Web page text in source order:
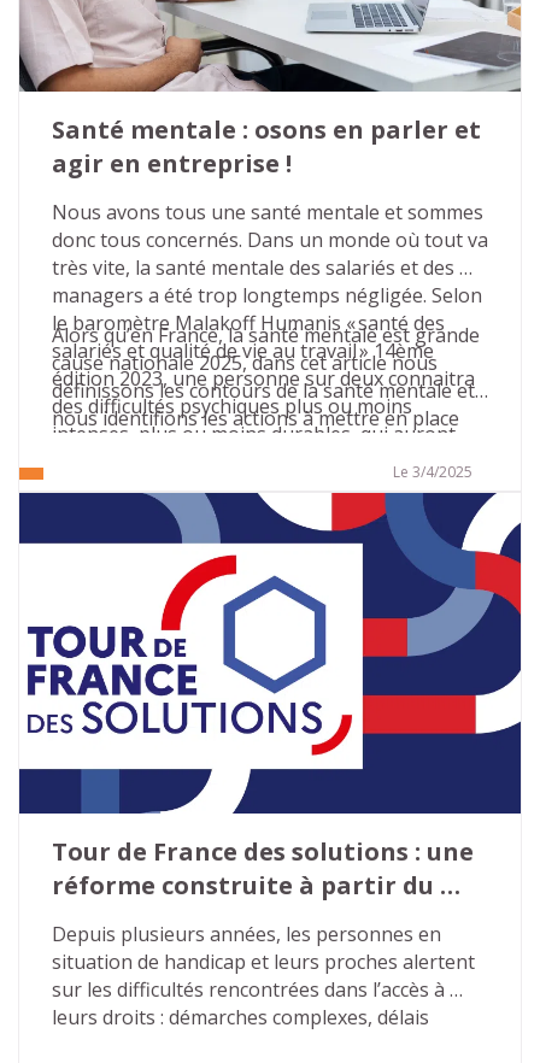
dans votre organisation.
Santé mentale : osons en parler et
agir en entreprise !
Nous avons tous une santé mentale et sommes
donc tous concernés. Dans un monde où tout va
très vite, la santé mentale des salariés et des
managers a été trop longtemps négligée. Selon
le baromètre Malakoff Humanis « santé des
salariés et qualité de vie au travail » 14ème
édition 2023, une personne sur deux connaitra
des difficultés psychiques plus ou moins
intenses, plus ou moins durables, qui auront
Alors qu’en France, la santé mentale est grande
cause nationale 2025, dans cet article nous
définissons les contours de la santé mentale et
nous identifions les actions à mettre en place
Le 3/4/2025
Tour de France des solutions : une
réforme construite à partir du
terrain
Depuis plusieurs années, les personnes en
situation de handicap et leurs proches alertent
sur les difficultés rencontrées dans l’accès à
leurs droits : démarches complexes, délais